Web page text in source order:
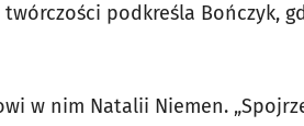
podkreśla Bończyk,
w nim Natalii Niemen.